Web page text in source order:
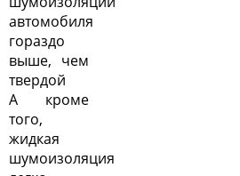
автомобиля
гораздо
выше, чем
твердой
А кроме
того,
жидкая
шумоизоляция